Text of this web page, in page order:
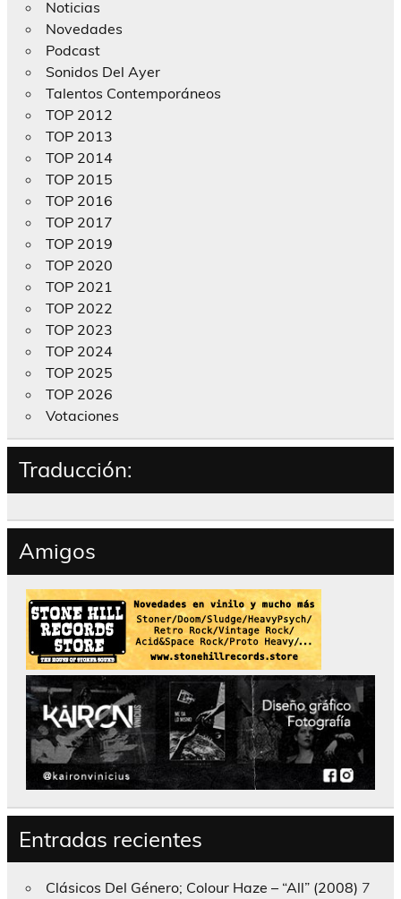
Noticias
Novedades
Podcast
Sonidos Del Ayer
Talentos Contemporáneos
TOP 2012
TOP 2013
TOP 2014
TOP 2015
TOP 2016
TOP 2017
TOP 2019
TOP 2020
TOP 2021
TOP 2022
TOP 2023
TOP 2024
TOP 2025
TOP 2026
Votaciones
Traducción:
Amigos
Entradas recientes
Clásicos Del Género; Colour Haze – “All” (2008) 7